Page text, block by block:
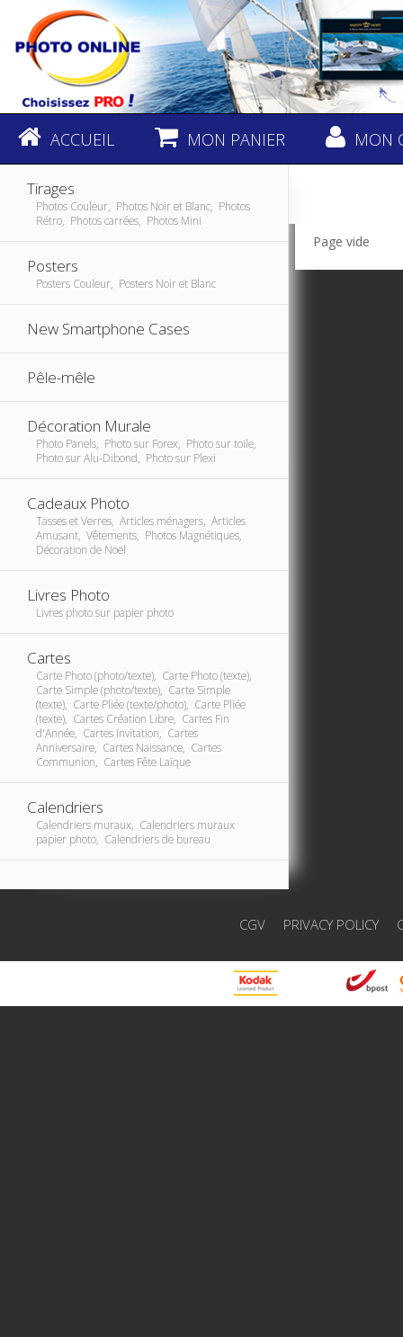
ACCUEIL MON PANIER MON
Tirages
Photos Couleur, Photos Noir et Blanc, Photos
Rétro, Photos carrées, Photos Mini
Posters
Posters Couleur, Posters Noir et Blanc
New Smartphone Cases
Pêle-mêle
Décoration Murale
Photo Panels, Photo sur Forex, Photo sur toile,
Photo sur Alu-Dibond, Photo sur Plexi
Cadeaux Photo
Tasses et Verres, Articles ménagers, Articles
Amusant, Vêtements, Photos Magnétiques,
Décoration de Noël
Livres Photo
Livres photo sur papier photo
Cartes
Carte Photo (photo/texte), Carte Photo (texte),
Carte Simple (photo/texte), Carte Simple
(texte), Carte Pliée (texte/photo), Carte Pliée
(texte), Cartes Création Libre, Cartes Fin
d'Année, Cartes Invitation, Cartes
Anniversaire, Cartes Naissance, Cartes
Communion, Cartes Fête Laïque
Calendriers
Calendriers muraux, Calendriers muraux
papier photo, Calendriers de bureau
Page vide
CGV PRIVACY POLICY